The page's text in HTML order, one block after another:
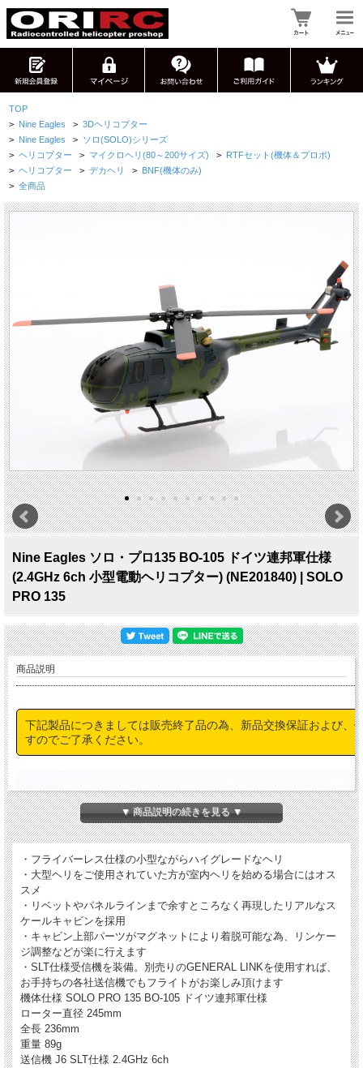
TOP
> Nine Eagles > 3Dヘリコプター
> Nine Eagles > ソロ(SOLO)シリーズ
> ヘリコプター > マイクロヘリ(80～200サイズ) > RTFセット(機体＆プロポ)
> ヘリコプター > デカヘリ > BNF(機体のみ)
> 全商品
Nine Eagles ソロ・プロ135 BO-105 ドイツ連邦軍仕様
(2.4GHz 6ch 小型電動ヘリコプター) (NE201840) | SOLO
PRO 135
商品説明
下記製品につきましては販売終了品の為、新品交換保証および、
すのでご了承ください。
▼ 商品説明の続きを見る ▼
・フライバーレス仕様の小型ながらハイグレードなヘリ
・大型ヘリをご使用されていた方が室内ヘリを始める場合にはオス
スメ
・リベットやパネルラインまで余すところなく再現したリアルなス
ケールキャビンを採用
・キャビン上部パーツがマグネットにより着脱可能な為、リンケー
ジ調整などが楽に行えます
・SLT仕様受信機を装備。別売りのGENERAL LINKを使用すれば、
お手持ちの各社送信機でもフライトがお楽しみ頂けます
機体仕様 SOLO PRO 135 BO-105 ドイツ連邦軍仕様
ローター直径 245mm
全長 236mm
重量 89g
送信機 J6 SLT仕様 2.4GHz 6ch